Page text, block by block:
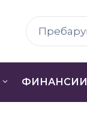
ФИНАНСИИ